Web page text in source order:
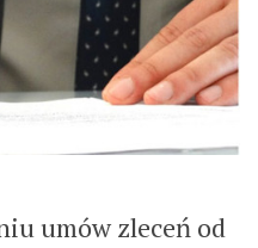
umów zleceń od